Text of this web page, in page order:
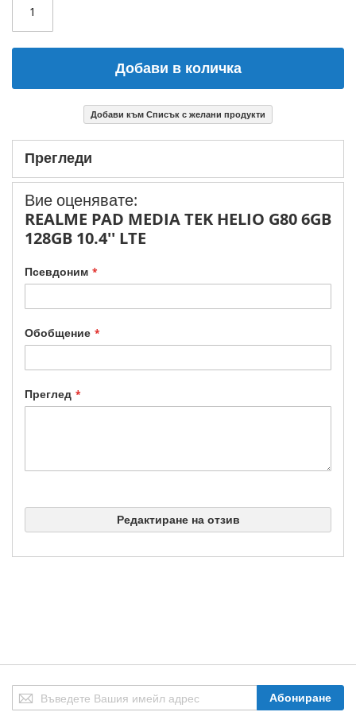
Добави в количка
Добави към Списък с желани продукти
Прегледи
Вие оценявате:
REALME PAD MEDIA TEK HELIO G80 6GB
128GB 10.4'' LTE
Псевдоним
Обобщение
Преглед
Редактиране на отзив
Абонирай
се
Абониране